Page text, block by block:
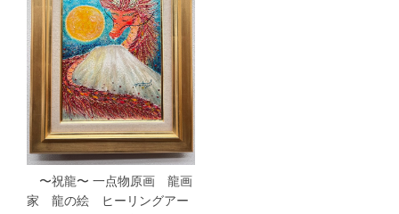
〜祝龍〜 一点物原画 龍画
家 龍の絵 ヒーリングアー